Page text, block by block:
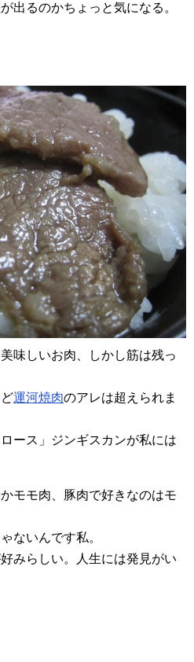
出るのかちょっと気になる。
味しいお肉、しかし筋は残っ
運河焼肉のアレは超えられま
ース」ジンギスカンが私には
モモ肉、豚肉で好きなのはモ
ないんです私。
みらしい。人生には発見がい